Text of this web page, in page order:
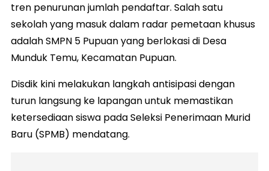
tren penurunan jumlah pendaftar. Salah satu
sekolah yang masuk dalam radar pemetaan khusus
adalah SMPN 5 Pupuan yang berlokasi di Desa
Munduk Temu, Kecamatan Pupuan.
Disdik kini melakukan langkah antisipasi dengan
turun langsung ke lapangan untuk memastikan
ketersediaan siswa pada Seleksi Penerimaan Murid
Baru (SPMB) mendatang.